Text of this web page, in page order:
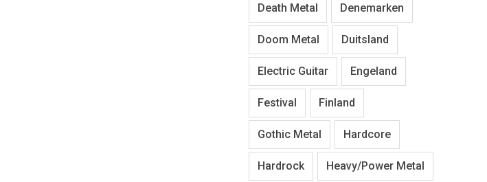
Death Metal Denemarken
Doom Metal Duitsland
Electric Guitar Engeland
Festival Finland
Gothic Metal Hardcore
Hardrock Heavy/Power Metal